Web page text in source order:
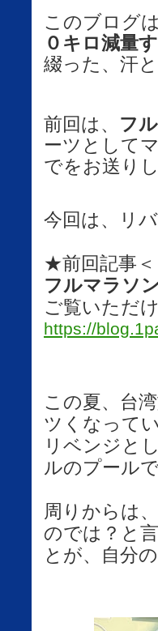
このブログ
０キロ減量
綴った、汗
前回は、 フ
ーツとして
でをお送り
今回は、リ
★前回記事＜
フルマラソ
ご覧いただけ
https://
この夏、台
ツくなって
リベンジと
ルのプール
周りからは
のでは？と
とが、自分